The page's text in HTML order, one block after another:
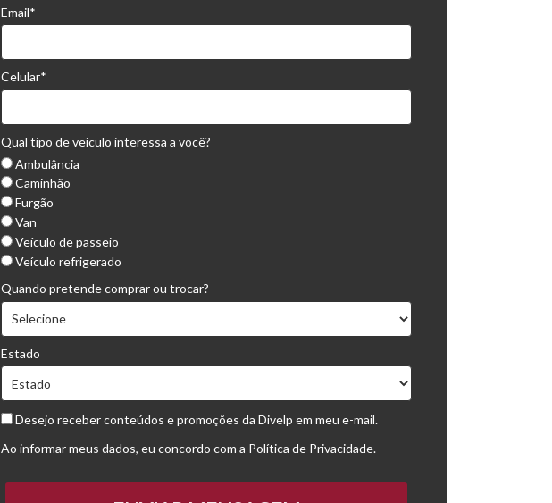
Email*
Celular*
Qual tipo de veículo interessa a você?
Ambulância
Caminhão
Furgão
Van
Veículo de passeio
Veículo refrigerado
Quando pretende comprar ou trocar?
Estado
Desejo receber conteúdos e promoções da Divelp em meu e-mail.
Ao informar meus dados, eu concordo com a Política de Privacidade.